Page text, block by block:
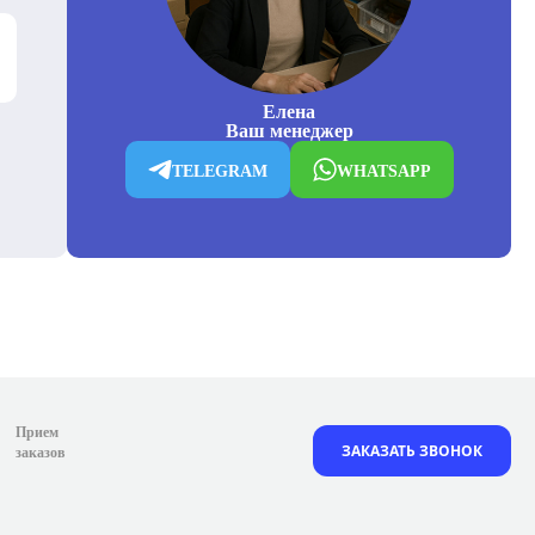
Елена
Ваш менеджер
TELEGRAM WHATSAPP
Прием
заказов
ЗАКАЗАТЬ ЗВОНОК